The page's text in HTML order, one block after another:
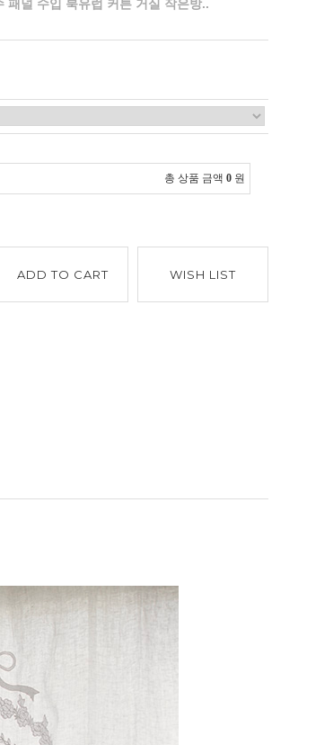
패널 수입 북유럽 커튼 거실 작은방..
총 상품 금액 0 원
ADD TO CART WISH LIST